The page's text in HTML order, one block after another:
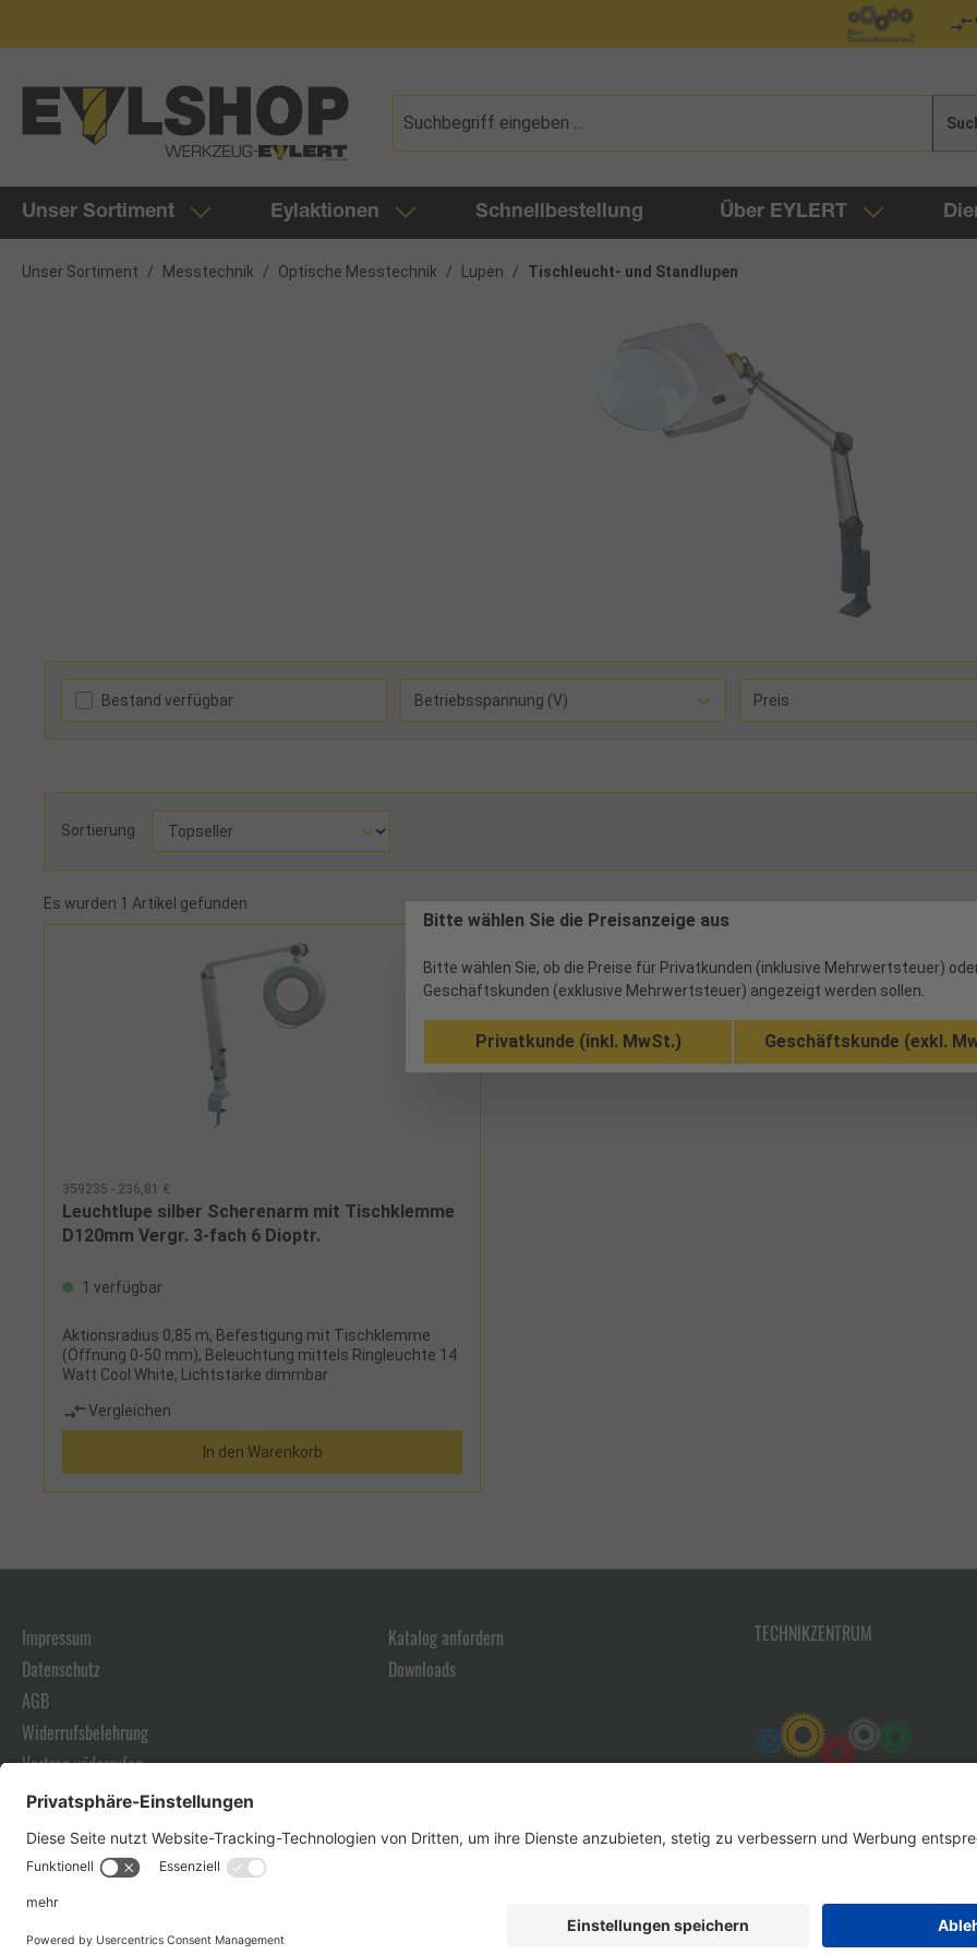
Unser Sortiment Eylaktionen Schnellbestellung Über EYLERT
Unser Sortiment / Messtechnik / Optische Messtechnik / Lupen / Tischleucht- und Standlupen
Bestand verfügbar Betriebsspannung (V) Preis
Sortierung
Es wurden 1 Artikel gefunden
359235 - 236,81 €
Leuchtlupe silber Scherenarm mit Tischklemme
D120mm Vergr. 3-fach 6 Dioptr.
1 verfügbar
Aktionsradius 0,85 m, Befestigung mit Tischklemme
(Öffnung 0-50 mm), Beleuchtung mittels Ringleuchte 14
Watt Cool White, Lichtstärke dimmbar
Vergleichen
In den Warenkorb
Impressum
Datenschutz
AGB
Widerrufsbelehrung
Vertrag widerrufen
Katalog anfordern
Downloads
TECHNIKZENTRUM
Werkzeug-Eylert GmbH & Co. KG • F.-O.-Schimmel-Str. 3 • 09120 Chemnitz
Bitte wählen Sie die Preisanzeige aus
Bitte wählen Sie, ob die Preise für Privatkunden (inklusive Mehrwertsteuer)
Geschäftskunden (exklusive Mehrwertsteuer) angezeigt werden sollen.
Privatkunde (inkl. MwSt.) Geschäftskunde (exkl.